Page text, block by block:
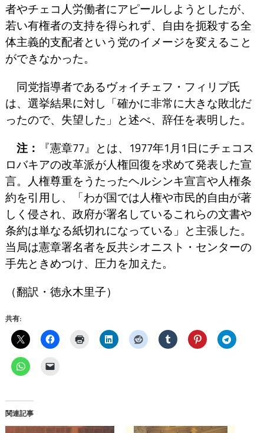
者やチェコ人労働者にアピールしようとしたが、
若い有権者の支持を得られず、自由を扼殺する全
体主義的支配者という党のイメージを変えること
ができなかった。
同党指導者であるヴォイチェフ・フィリプ氏
は、選挙結果に対し「確かに非常に大きな敗北だ
ったので、失望した」と述べ、辞任を表明した。
注：
『憲章77』とは、1977年1月1日にチェコス
ロバキアの改革派が人権回復を求めて発表した宣
言。人権尊重をうたったヘルシンキ宣言や人権条
約を引用し、「わが国では人権や市民的自由が著
しく侵され、政府が署名しているこれらの文書や
条約は単なる紙切れになっている」と主張した。
当局は憲章署名者を反共シオニスト・センターの
手先ときめつけ、圧力を加えた。
（翻訳・徳永木里子）
共有:
関連記事